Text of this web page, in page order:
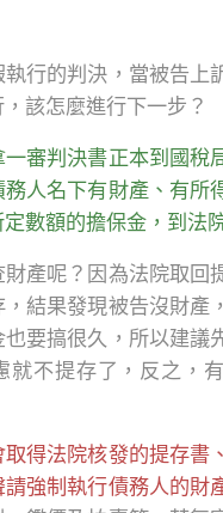
行的判決，當被告上
該怎麼進行下一步？
一審判決書正本到國稅
人名下有財產、有所
數額的擔保金，到法
產呢？因為法院取回
結果發現被告沒財產
要搞很久，所以建議
就不提存了，反之，
得法院核發的提存書
強制執行債務人的財